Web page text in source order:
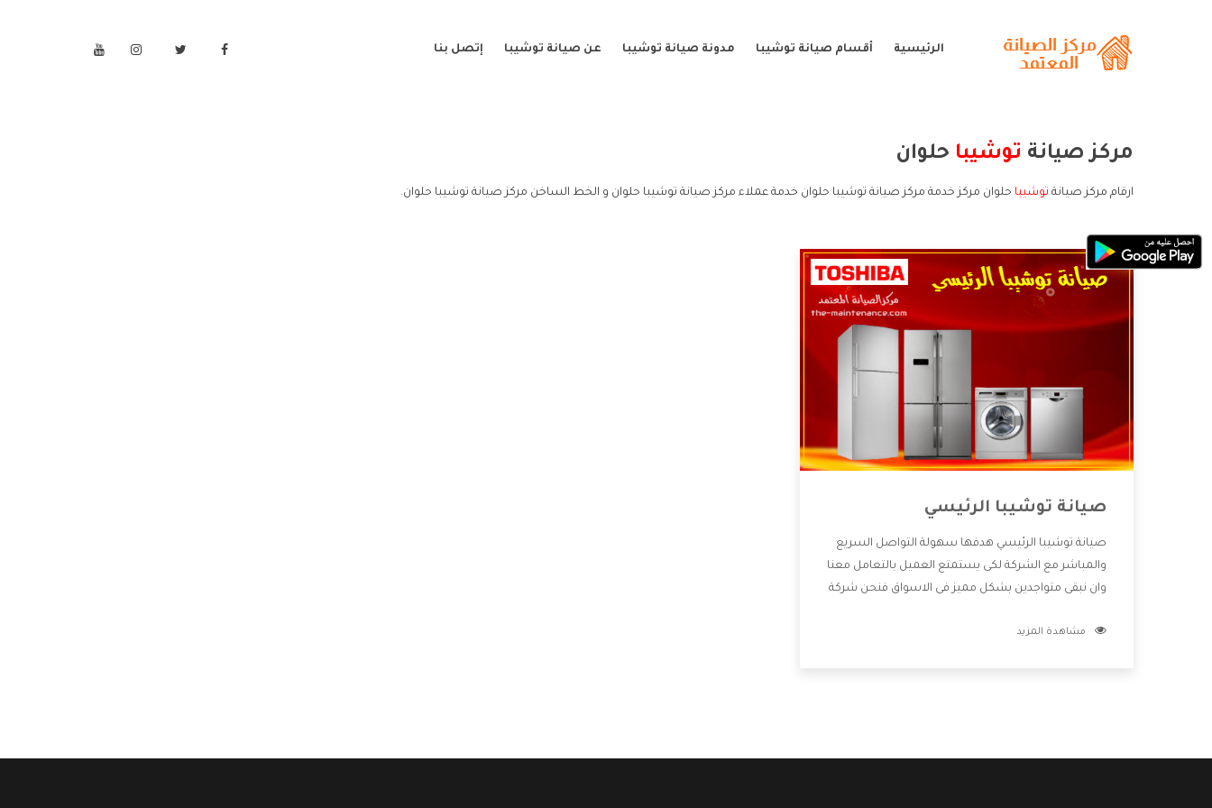
الرئيسية أقسام صيانة توشيبا مدونة صيانة توشيبا عن صيانة توشيبا إتصل بنا
مركز صيانة توشيبا حلوان
ارقام مركز صيانة توشيبا حلوان مركز خدمة مركز صيانة توشيبا حلوان خدمة عملاء مركز صيانة توشيبا حلوان و الخط الساخن مركز صيانة توشيبا حلوان.
صيانة توشيبا الرئيسي
صيانة توشيبا الرئيسي هدفها سهولة التواصل السريع
والمباشر مع الشركة لكى يستمتع العميل بالتعامل معنا
وان نبقى متواجدين بشكل مميز فى الاسواق فنحن شركة
بالخدمات التى تنفرد الشركة بها والتى تكون منها خدمة
مشاهدة المزيد